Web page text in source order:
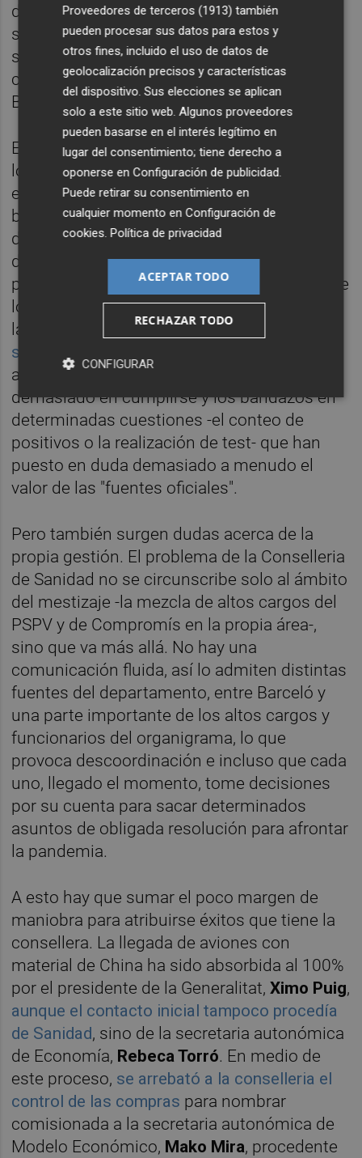
de forma aceptable la situación, sobre todo
si se compara con la dePedro Sánchez
surgen dudas sobre qué parte del mérito
corresponde a la consellera de Sanidad, Ana
Barceló.
El resultado de su examen casi diario ante
los medios de comunicación, pese a que
existe una mejoría, está muy lejos de ser
brillante. La carencia de muchos de los
datos solicitados o la falta de solvencia
dialéctica para salir indemne de cualquier
pregunta que se plantee están siendo dos de
los obstáculos que más viene acusando en
las ruedas de prensa. A ello hay que sumar
sus traspiés con el personal sanitario
anuncios de medidas urgentes que tardan
demasiado en cumplirse y los bandazos en
determinadas cuestiones -el conteo de
positivos o la realización de test- que han
puesto en duda demasiado a menudo el
valor de las "fuentes oficiales".
Pero también surgen dudas acerca de la
propia gestión. El problema de la Conselleria
de Sanidad no se circunscribe solo al ámbito
del mestizaje -la mezcla de altos cargos del
PSPV y de Compromís en la propia área-,
sino que va más allá. No hay una
comunicación fluida, así lo admiten distintas
fuentes del departamento, entre Barceló y
una parte importante de los altos cargos y
funcionarios del organigrama, lo que
provoca descoordinación e incluso que cada
uno, llegado el momento, tome decisiones
por su cuenta para sacar determinados
asuntos de obligada resolución para afrontar
la pandemia.
A esto hay que sumar el poco margen de
maniobra para atribuirse éxitos que tiene la
consellera. La llegada de aviones con
material de China ha sido absorbida al 100%
por el presidente de la Generalitat,Ximo Puig,
aunque el contacto inicial tampoco procedía
de Sanidad, sino de la secretaria autonómica
de Economía, Rebeca Torró. En medio de
este proceso, se arrebató a la conselleria el
control de las compras para nombrar
comisionada a la secretaria autonómica de
Modelo Económico, Mako Mira, procedente
Proveedores de terceros (1913) también
pueden procesar sus datos para estos y
otros fines, incluido el uso de datos de
geolocalización precisos y características
del dispositivo. Sus elecciones se aplican
solo a este sitio web. Algunos proveedores
pueden basarse en el interés legítimo en
lugar del consentimiento; tiene derecho a
oponerse enConfiguración de publicidad.
Puede retirar su consentimiento en
cualquier momento enConfiguración de
cookies.Política de privacidad
ACEPTAR TODO
RECHAZAR TODO
CONFIGURAR